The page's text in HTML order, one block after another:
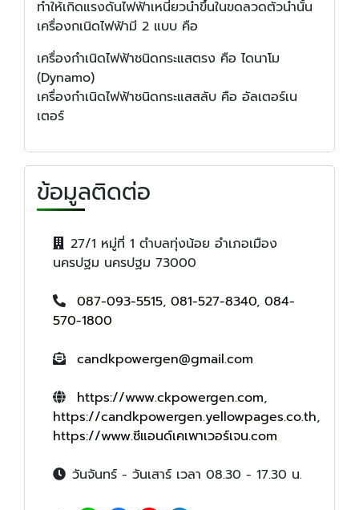
ทำให้เกิดแรงดันไฟฟ้าเหนี่ยวนำขึ้นในขดลวดตัวนำนั้น
เครื่องกเนิดไฟฟ้ามี 2 แบบ คือ
เครื่องกำเนิดไฟฟ้าชนิดกระแสตรง คือ ไดนาโม
(Dynamo)
เครื่องกำเนิดไฟฟ้าชนิดกระแสสลับ คือ อัลเตอร์เน
เตอร์
ข้อมูลติดต่อ
27/1 หมู่ที่ 1 ตำบลทุ่งน้อย อำเภอเมือง
นครปฐม นครปฐม 73000
087-093-5515, 081-527-8340, 084-
570-1800
candkpowergen@gmail.com
https://www.ckpowergen.com,
https://candkpowergen.yellowpages.co.th,
https://www.ซีแอนด์เคเพาเวอร์เจน.com
วันจันทร์ - วันเสาร์ เวลา 08.30 - 17.30 น.